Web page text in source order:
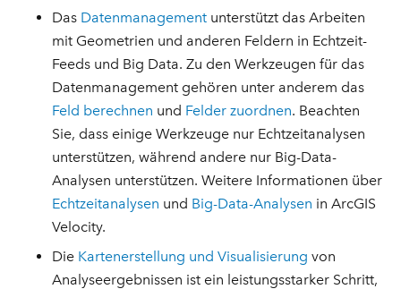
Das Datenmanagement unterstützt das Arbeiten
mit Geometrien und anderen Feldern in Echtzeit-
Feeds und Big Data. Zu den Werkzeugen für das
Datenmanagement gehören unter anderem das
Feld berechnen und Felder zuordnen. Beachten
Sie, dass einige Werkzeuge nur Echtzeitanalysen
unterstützen, während andere nur Big-Data-
Analysen unterstützen. Weitere Informationen über
Echtzeitanalysen und Big-Data-Analysen in ArcGIS
Velocity.
Die Kartenerstellung und Visualisierung von
Analyseergebnissen ist ein leistungsstarker Schritt,